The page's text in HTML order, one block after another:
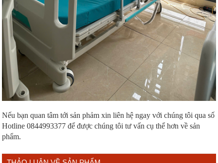
Nếu bạn quan tâm tới sản phảm xin liên hệ ngay với chúng tôi qua số
Hotline 0844993377 để được chúng tôi tư vấn cụ thể hơn về sản
phẩm.